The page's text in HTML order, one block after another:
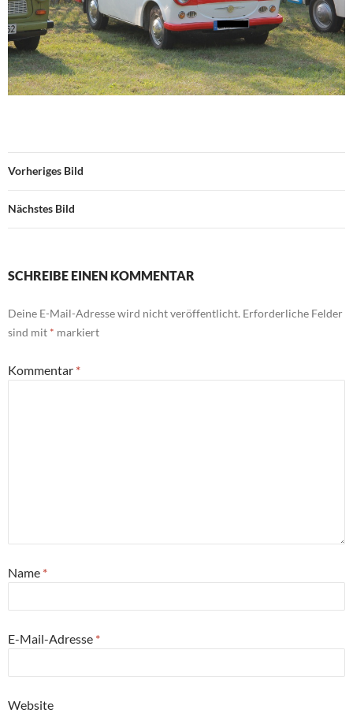
Vorheriges Bild
Nächstes Bild
SCHREIBE EINEN KOMMENTAR
Deine E-Mail-Adresse wird nicht veröffentlicht. Erforderliche Felder
sind mit * markiert
Kommentar *
Name *
E-Mail-Adresse *
Website